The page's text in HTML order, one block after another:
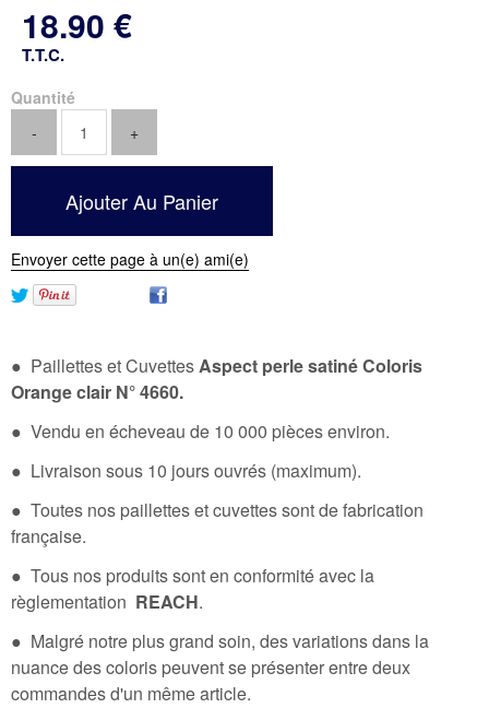
18.90 €
T.T.C.
Quantité
Envoyer cette page à un(e) ami(e)
● Paillettes et CuvettesAspect perle satiné Coloris
Orange clair N° 4660.
● Vendu en écheveau de 10 000 pièces environ.
● Livraison sous 10 jours ouvrés (maximum).
● Toutes nos paillettes et cuvettes sont de fabrication
française.
● Tous nos produits sont en conformité avec la
règlementation REACH.
● Malgré notre plus grand soin, des variations dans la
nuance des coloris peuvent se présenter entre deux
commandes d'un même article.